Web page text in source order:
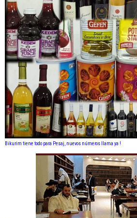
Bikurim tiene todo para Pesaj, nuevos números llama ya !